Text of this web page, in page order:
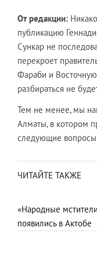
От редакции:
публикацию
Сункар не
перекроет
Фараби и
разбираться не
Тем не менее, мы
Алматы, в котором
следующие
ЧИТАЙТЕ ТАКЖЕ
«Народные
появились в Актобе